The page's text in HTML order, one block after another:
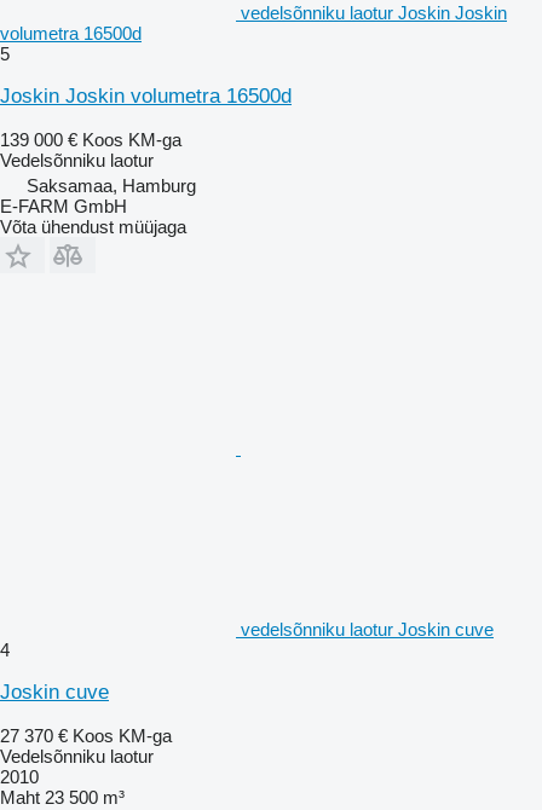
vedelsõnniku laotur Joskin Joskin
volumetra 16500d
5
Joskin Joskin volumetra 16500d
139 000 € Koos KM-ga
Vedelsõnniku laotur
Saksamaa, Hamburg
E-FARM GmbH
Võta ühendust müüjaga
vedelsõnniku laotur Joskin cuve
4
Joskin cuve
27 370 € Koos KM-ga
Vedelsõnniku laotur
2010
Maht 23 500 m³